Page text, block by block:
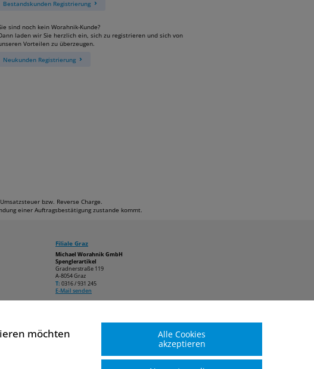
Bestandskunden Registrierung
sind noch kein Worahnik-Kunde?
laden wir Sie herzlich ein, sich zu registrieren und sich von
Vorteilen zu überzeugen.
Neukunden Registrierung
bzw. Reverse Charge.
einer Auftragsbestätigung zustande kommt.
Filiale Graz
Michael Worahnik GmbH
Spenglerartikel
Gradnerstraße 119
A-8054 Graz
T: 0316 / 931 245
E-Mail senden
möchten
Alle Cookies
akzeptieren